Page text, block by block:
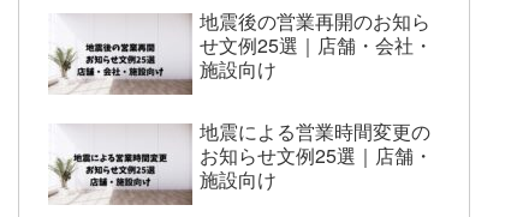
地震後の営業再開のお知ら
せ文例25選｜店舗・会社・
施設向け
地震による営業時間変更の
お知らせ文例25選｜店舗・
施設向け